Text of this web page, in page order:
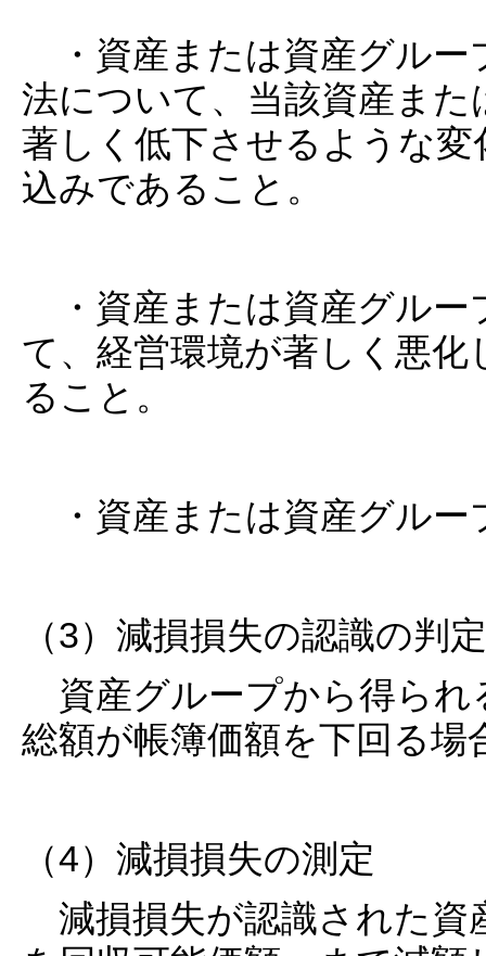
・資産または資産グルー
法について、当該資産ま
著しく低下させるような
込みであること。
・資産または資産グルー
て、経営環境が著しく悪
ること。
・資産または資産グルー
（3）減損損失の認識の判定
資産グループから得られ
総額が帳簿価額を下回る
（4）減損損失の測定
減損損失が認識された資